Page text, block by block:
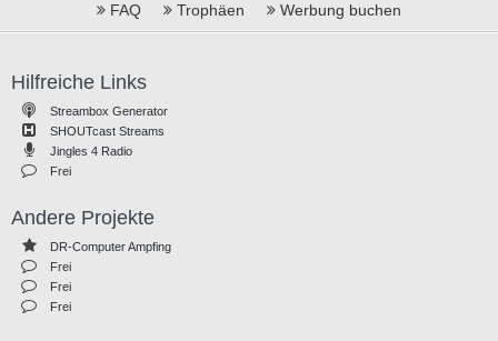
FAQ Trophäen Werbung buchen
Hilfreiche Links
Streambox Generator
SHOUTcast Streams
Jingles 4 Radio
Frei
Andere Projekte
DR-Computer Ampfing
Frei
Frei
Frei